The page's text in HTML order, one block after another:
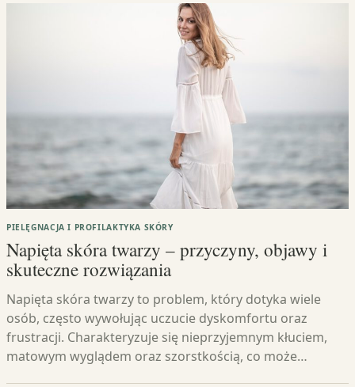
PIELĘGNACJA I PROFILAKTYKA SKÓRY
Napięta skóra twarzy – przyczyny, objawy i
skuteczne rozwiązania
Napięta skóra twarzy to problem, który dotyka wiele
osób, często wywołując uczucie dyskomfortu oraz
frustracji. Charakteryzuje się nieprzyjemnym kłuciem,
matowym wyglądem oraz szorstkością, co może…